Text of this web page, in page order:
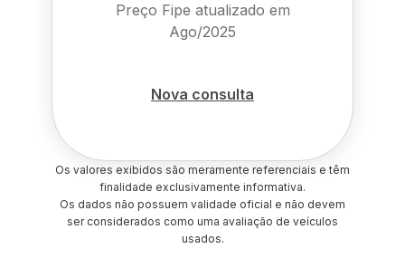
Preço Fipe atualizado em
Ago/2025
Nova consulta
Os valores exibidos são meramente referenciais e têm
finalidade exclusivamente informativa.
Os dados não possuem validade oficial e não devem
ser considerados como uma avaliação de veículos
usados.